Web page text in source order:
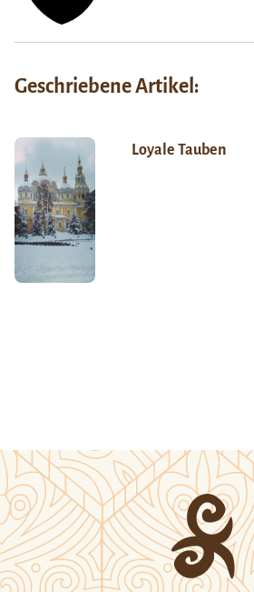
Geschriebene Artikel:
Loyale Tauben